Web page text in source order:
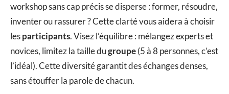
workshop sans cap précis se disperse : former, résoudre,
inventer ou rassurer ? Cette clarté vous aidera à choisir
lesparticipants. Visez l’équilibre : mélangez experts et
novices, limitez la taille dugroupe(5 à 8 personnes, c’est
l’idéal). Cette diversité garantit des échanges denses,
sans étouffer la parole de chacun.